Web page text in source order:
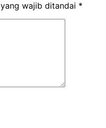
yang wajib ditandai *